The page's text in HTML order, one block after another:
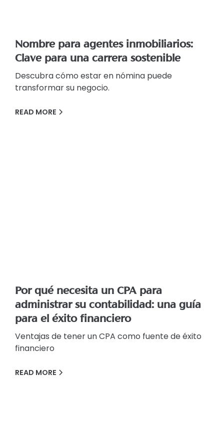
Nombre para agentes inmobiliarios:
Clave para una carrera sostenible
Descubra cómo estar en nómina puede
transformar su negocio.
READ MORE
Por qué necesita un CPA para
administrar su contabilidad: una guía
para el éxito financiero
Ventajas de tener un CPA como fuente de éxito
financiero
READ MORE